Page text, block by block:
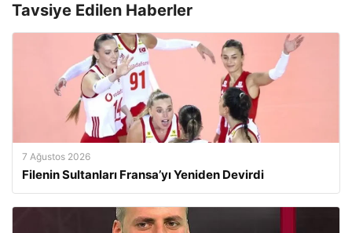
Tavsiye Edilen Haberler
7 Ağustos 2026
Filenin Sultanları Fransa’yı Yeniden Devirdi